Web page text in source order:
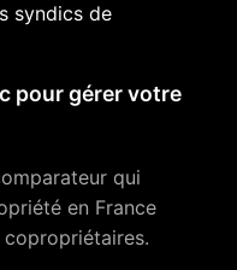
syndics de
pour gérer votre
qui
en France